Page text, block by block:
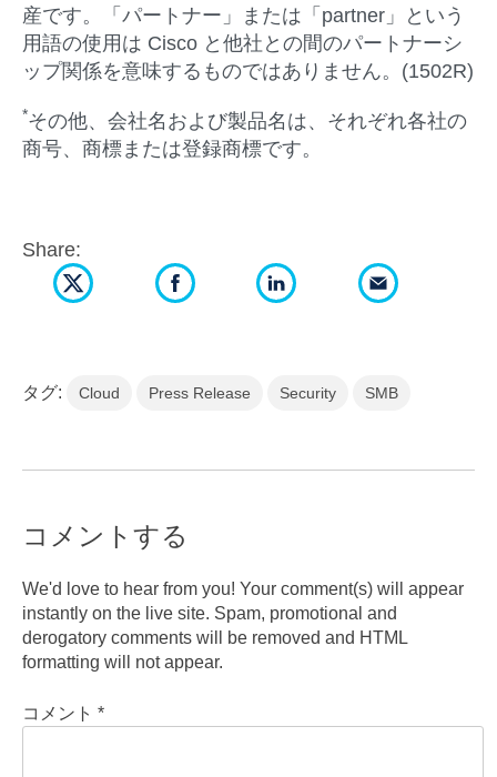
産です。「パートナー」または「partner」という
用語の使用は Cisco と他社との間のパートナーシ
ップ関係を意味するものではありません。(1502R)
*その他、会社名および製品名は、それぞれ各社の
商号、商標または登録商標です。
Share:
タグ: Cloud Press Release Security SMB
コメントする
We'd love to hear from you! Your comment(s) will appear
instantly on the live site. Spam, promotional and
derogatory comments will be removed and HTML
formatting will not appear.
コメント *